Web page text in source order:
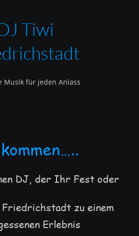
Tiwi
Musik für jeden Anlass
DJ, der Ihr Fest oder
zu einem
Erlebnis